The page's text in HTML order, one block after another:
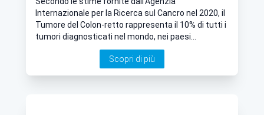
Internazionale per la Ricerca sul Cancro nel 2020, il
Tumore del Colon-retto rappresenta il 10% di tutti i
tumori diagnosticati nel mondo, nei paesi
occidentali è la seconda causa principale di
decessi per tumore. Questa tipologia di Tumore è
Scopri di più